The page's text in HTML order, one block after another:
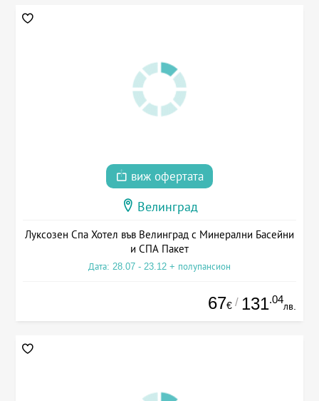
виж офертата
Велинград
Луксозен Спа Хотел във Велинград с Минерални Басейни
и СПА Пакет
Дата: 28.07 - 23.12 + полупансион
67€ / 131.04
лв.